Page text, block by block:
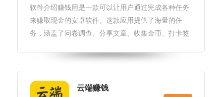
软件介绍赚钱用是一款可以让用户通过完成各种任务
来赚取现金的安卓软件。这款应用提供了海量的任
务，涵盖了问卷调查、分享文章、收集金币、打卡签
成任务，轻松赚取现金。软件玩法1.完成任务：用户
可以通过完成软件提供的各种任务
云端赚钱